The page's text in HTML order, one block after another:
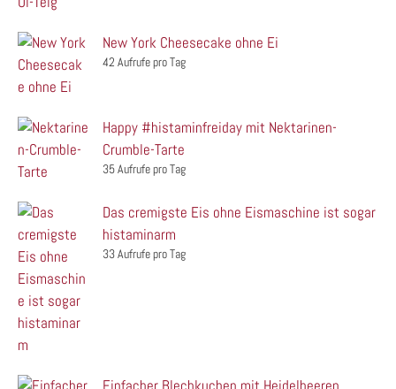
New York Cheesecake ohne Ei
42 Aufrufe pro Tag
Happy #histaminfreiday mit Nektarinen-
Crumble-Tarte
35 Aufrufe pro Tag
Das cremigste Eis ohne Eismaschine ist sogar
histaminarm
33 Aufrufe pro Tag